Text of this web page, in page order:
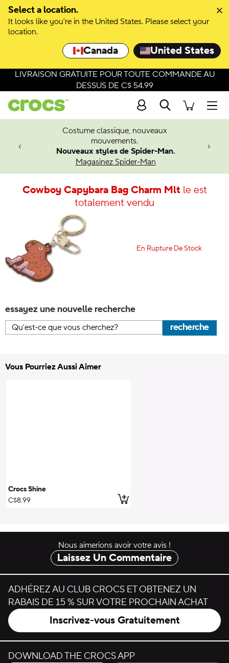
Select a location.
It looks like you're in the United States. Please select your
location.
Canada United States
LIVRAISON GRATUITE POUR TOUTE COMMANDE AU
DESSUS DE C$ 54.99
Recherche
à venir
Costume classique, nouveaux
mouvements.
Nouveaux styles de Spider-Man.
Magasinez Spider-Man
Cowboy Capybara Bag Charm Mlt le est
totalement vendu
En Rupture De Stock
essayez une nouvelle recherche
recherche
Vous Pourriez Aussi Aimer
Crocs Shine
C$8.99
ajouter au panier
Nous aimerions avoir votre avis !
Laissez Un Commentaire
ADHÉREZ AU CLUB CROCS ET OBTENEZ UN
RABAIS DE 15 % SUR VOTRE PROCHAIN ACHAT
Inscrivez-vous Gratuitement
DOWNLOAD THE CROCS APP